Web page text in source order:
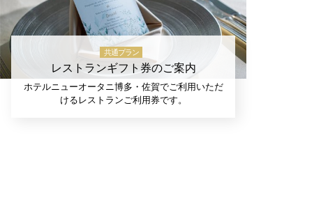
共通プラン
レストランギフト券のご案内
ホテルニューオータニ博多・佐賀でご利用いただ
けるレストランご利用券です。